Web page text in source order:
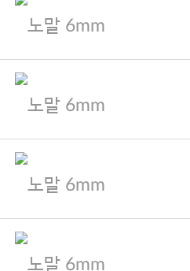
노말 6mm
노말 6mm
노말 6mm
노말 6mm